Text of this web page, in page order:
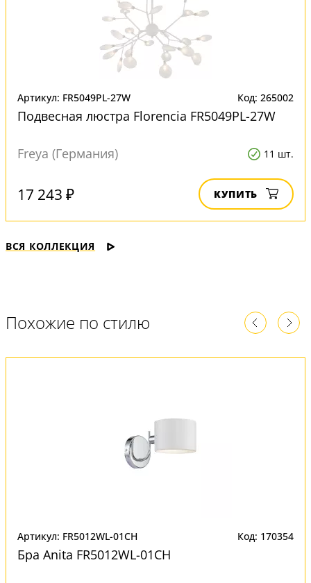
Артикул: FR5049PL-27W Код: 265002
Подвесная люстра Florencia FR5049PL-27W
Freya (Германия) 11 шт.
17 243 ₽ КУПИТЬ
ВСЯ КОЛЛЕКЦИЯ
Похожие по стилю
Артикул: FR5012WL-01CH Код: 170354
Бра Anita FR5012WL-01CH